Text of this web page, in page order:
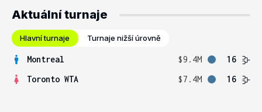
Aktuální turnaje
Hlavní turnaje Turnaje nižší úrovně
Montreal $9.4M
16
Toronto WTA
$7.4M 16